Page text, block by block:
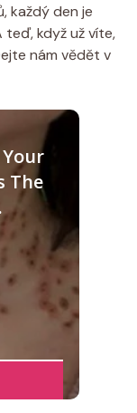
každý den je
když už víte,
nám vědět v
The